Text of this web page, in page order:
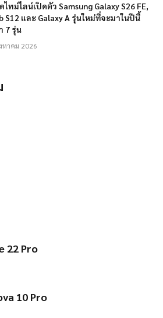
ไทม์ไลน์เปิดตัว Samsung Galaxy S26 FE,
S12 และ Galaxy A รุ่นใหม่ที่จะมาในปีนี้
7 รุ่น
หาคม 2026
22 Pro
10 Pro